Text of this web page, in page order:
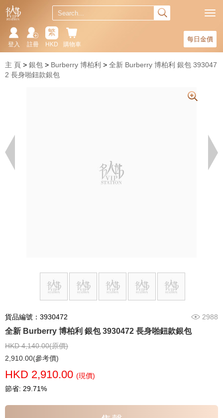
每日金價
購物車
繁
HKD
註冊
登入
主 頁 銀包 Burberry 博柏利
全新 Burberry 博柏利 銀包 393047
2 長身啪鈕款銀包
貨品編號：3930472 2988
全新 Burberry 博柏利 銀包 3930472 長身啪鈕款銀包
HKD 4,140.00(原價)
2,910.00(參考價)
HKD 2,910.00 (現價)
節省: 29.71%